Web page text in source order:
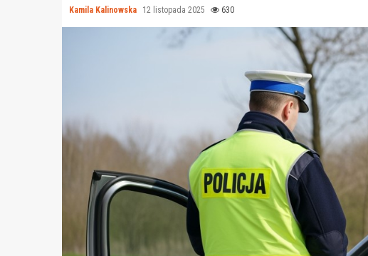
Kamila Kalinowska 12 listopada 2025 630